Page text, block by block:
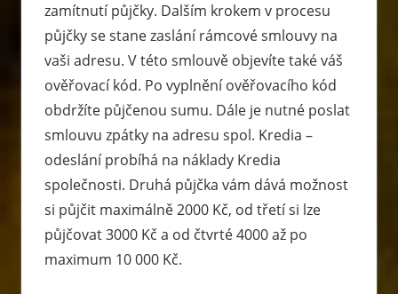
zamítnutí půjčky. Dalším krokem v procesu
půjčky se stane zaslání rámcové smlouvy na
vaši adresu. V této smlouvě objevíte také váš
ověřovací kód. Po vyplnění ověřovacího kód
obdržíte půjčenou sumu. Dále je nutné poslat
smlouvu zpátky na adresu spol. Kredia –
odeslání probíhá na náklady Kredia
společnosti. Druhá půjčka vám dává možnost
si půjčit maximálně 2000 Kč, od třetí si lze
půjčovat 3000 Kč a od čtvrté 4000 až po
maximum 10 000 Kč.